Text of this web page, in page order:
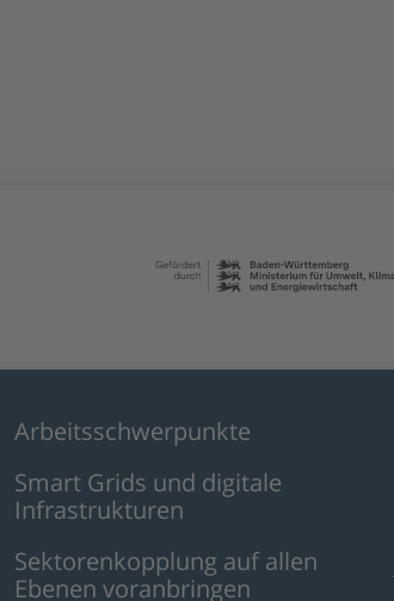
Arbeitsschwerpunkte
Smart Grids und digitale
Infrastrukturen
Sektorenkopplung auf allen
Ebenen voranbringen